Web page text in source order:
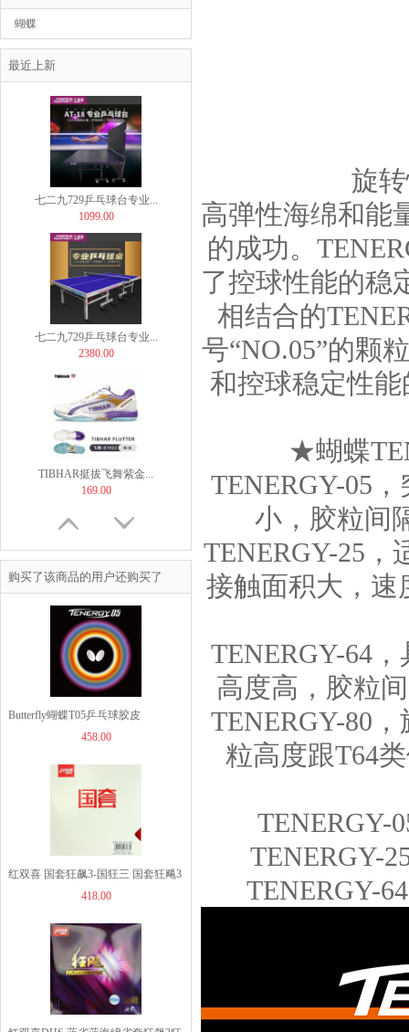
蝴蝶
BUTTERFLY
最近上新七二九729乒乓球台专业...
899.00
七二九729乒乓球台专业...
1099.00
七二九729乒乓球台专业...
2380.00
TIBHAR挺拔飞舞紫金...
169.00
【非正常底板尺寸】But...
60.00
49.00
1260.00
购买了该商品的用户还购买了
Butterfly蝴蝶T05乒乓球胶皮
（05800）TENERGY 05涩性反胶套
458.00
红双喜 国套狂飙3-国狂三 国套狂飚3
418.00
旋
高弹性海绵和能
的成功。
了控球性能的稳
相结合的
号“NO.05”的颗
和控球稳定性
★蝴蝶
TENERGY-05
小，胶粒间
TENERGY-25
接触面积大，速
TENERGY-64
高度高，胶粒
TENERGY-80
粒高度跟T64
TENERGY-
TENERGY-
TENERGY-